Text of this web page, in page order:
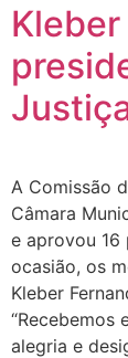
A Comissão
Câmara
e aprovou 16
ocasião, os
Kleber
“Recebemos
alegria e